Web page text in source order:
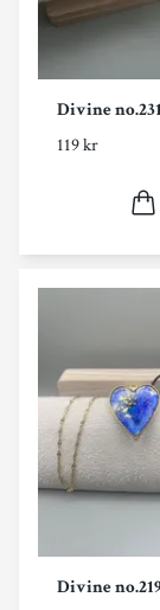
Divine no.231
119 kr
Divine